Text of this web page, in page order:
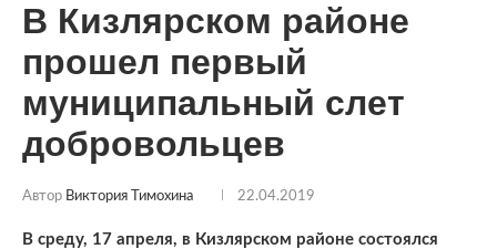
В Кизлярском районе
прошел первый
муниципальный слет
добровольцев
Автор Виктория Тимохина 22.04.2019
В среду, 17 апреля, в Кизлярском районе состоялся